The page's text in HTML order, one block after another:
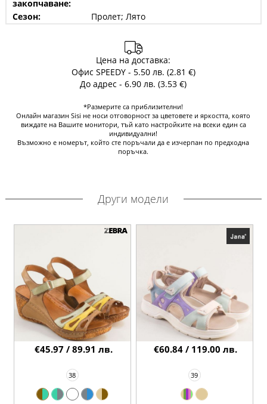
закопчаване:
Сезон:
Пролет; Лято
Цена на доставка:
Офис SPEEDY - 5.50 лв. (2.81 €)
До адрес - 6.90 лв. (3.53 €)
*Размерите са приблизителни!
Онлайн магазин Sisi не носи отговорност за цветовете и яркостта, която
виждате на Вашите монитори, тъй като настройките на всеки един са
индивидуални!
Възможно е номерът, който сте поръчали да е изчерпан по предходна
поръчка.
Други модели
38
€45.97 / 89.91 лв.
39
€60.84 / 119.00 лв.